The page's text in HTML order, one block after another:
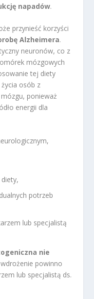
napadów.
przynieść korzyści
Alzheimera.
neuronów, co z
mózgowych
tej diety
osób z
ponieważ
energii dla
potrzeb
lub specjalistą
nie
powinno
lub specjalistą ds.